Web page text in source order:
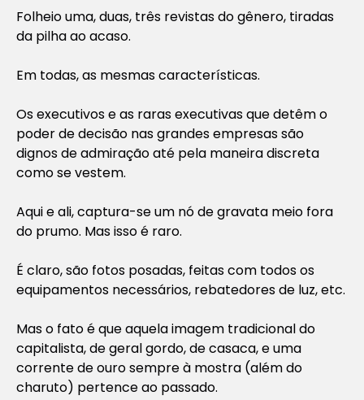
Folheio uma, duas, três revistas do gênero, tiradas
da pilha ao acaso.
Em todas, as mesmas características.
Os executivos e as raras executivas que detêm o
poder de decisão nas grandes empresas são
dignos de admiração até pela maneira discreta
como se vestem.
Aqui e ali, captura-se um nó de gravata meio fora
do prumo. Mas isso é raro.
É claro, são fotos posadas, feitas com todos os
equipamentos necessários, rebatedores de luz, etc.
Mas o fato é que aquela imagem tradicional do
capitalista, de geral gordo, de casaca, e uma
corrente de ouro sempre à mostra (além do
charuto) pertence ao passado.